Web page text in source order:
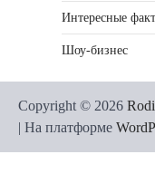
Интересные
Шоу-бизнес
Copyright © 2026
| На платформе